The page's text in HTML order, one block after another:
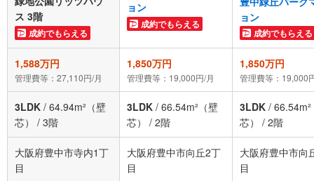
ス 3階
成約でもらえる
ョン
成約でもらえる
ョン
成約でもらえる
1,588万円
管理費等：27,110円/月
1,850万円
管理費等：19,000円/月
1,850万円
管理費等：19,000
3LDK / 64.94m²（壁
芯）
/ 3階
3LDK / 66.54m²（壁
芯）
/ 2階
3LDK /
芯）
/ 2階
大阪府豊中市寺内1丁
目
大阪府豊中市向丘2丁
目
大阪府豊中市向
目